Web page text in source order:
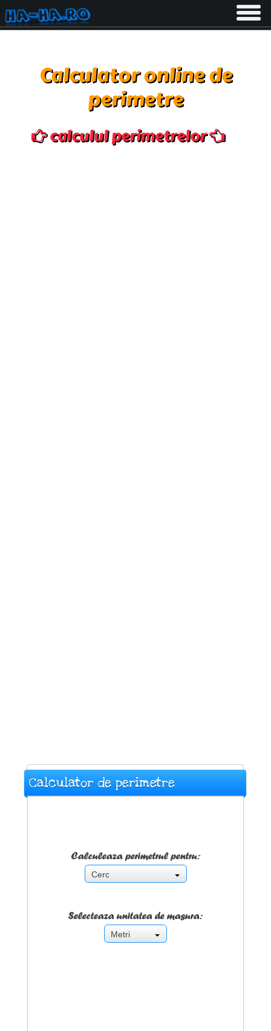
Toggle
Calculator online de
perimetre
calculul perimetrelor
Calculator de perimetre
Calculeaza perimetrul pentru:
Cerc
Selecteaza unitatea de masura:
Metri